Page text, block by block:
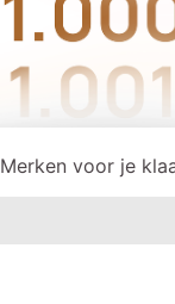
Merken voor je